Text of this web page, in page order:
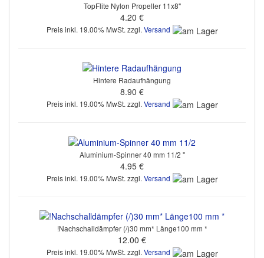
TopFlite Nylon Propeller 11x8"
4.20 €
Preis inkl. 19.00% MwSt. zzgl. Versand
Hintere Radaufhängung
8.90 €
Preis inkl. 19.00% MwSt. zzgl. Versand
Aluminium-Spinner 40 mm 11/2 "
4.95 €
Preis inkl. 19.00% MwSt. zzgl. Versand
!Nachschalldämpfer (/)30 mm* Länge100 mm *
12.00 €
Preis inkl. 19.00% MwSt. zzgl. Versand